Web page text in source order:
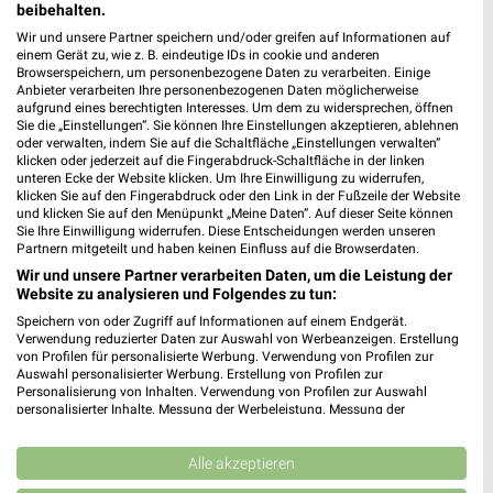
32,2 km
Büro Spezial
Gültig bis Fr. 14.08.
19,4 km
Gartenabverkauf
Gültig bis Sa. 15.08.
JYSK Opti Wohnwelt
beibehalten.
Wir und unsere Partner speichern und/oder greifen auf Informationen auf
einem Gerät zu, wie z. B. eindeutige IDs in cookie und anderen
Browserspeichern, um personenbezogene Daten zu verarbeiten. Einige
Anbieter verarbeiten Ihre personenbezogenen Daten möglicherweise
aufgrund eines berechtigten Interesses. Um dem zu widersprechen, öffnen
Sie die „Einstellungen“. Sie können Ihre Einstellungen akzeptieren, ablehnen
oder verwalten, indem Sie auf die Schaltfläche „Einstellungen verwalten“
klicken oder jederzeit auf die Fingerabdruck-Schaltfläche in der linken
unteren Ecke der Website klicken. Um Ihre Einwilligung zu widerrufen,
klicken Sie auf den Fingerabdruck oder den Link in der Fußzeile der Website
und klicken Sie auf den Menüpunkt „Meine Daten“. Auf dieser Seite können
Sie Ihre Einwilligung widerrufen. Diese Entscheidungen werden unseren
Partnern mitgeteilt und haben keinen Einfluss auf die Browserdaten.
Wir und unsere Partner verarbeiten Daten, um die Leistung der
Website zu analysieren und Folgendes zu tun:
Speichern von oder Zugriff auf Informationen auf einem Endgerät.
Verwendung reduzierter Daten zur Auswahl von Werbeanzeigen. Erstellung
von Profilen für personalisierte Werbung. Verwendung von Profilen zur
Auswahl personalisierter Werbung. Erstellung von Profilen zur
Personalisierung von Inhalten. Verwendung von Profilen zur Auswahl
personalisierter Inhalte. Messung der Werbeleistung. Messung der
Kombinationen von Daten aus verschiedenen Quellen. Entwicklung und
Verbesserung der Angebote. Verwendung reduzierter Daten zur Auswahl
von Inhalten.
Alle akzeptieren